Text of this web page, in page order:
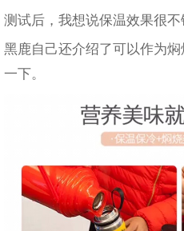
测试后，我想说保温效果很不
黑鹿自己还介绍了可以作为
一下。